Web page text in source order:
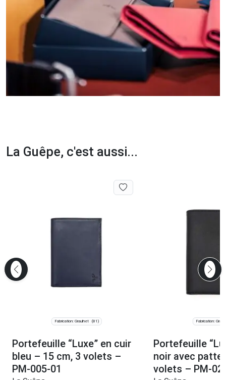
La Guêpe, c'est aussi...
Fabrication: Graulhet (81)
Portefeuille “Luxe” en cuir
bleu – 15 cm, 3 volets –
PM-005-01
Fabrication:
Portefeuille
noir avec patte
volets – PM-